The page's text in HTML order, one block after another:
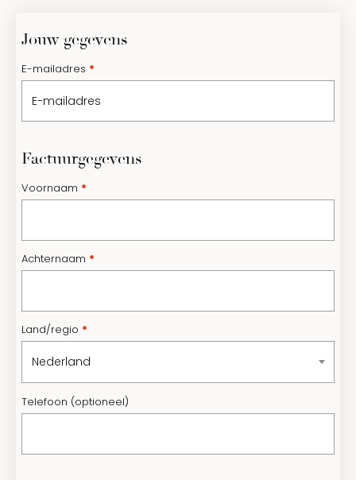
Jouw gegevens
E-mailadres *
Factuurgegevens
Voornaam *
Achternaam *
Land/regio *
Nederland
Telefoon (optioneel)